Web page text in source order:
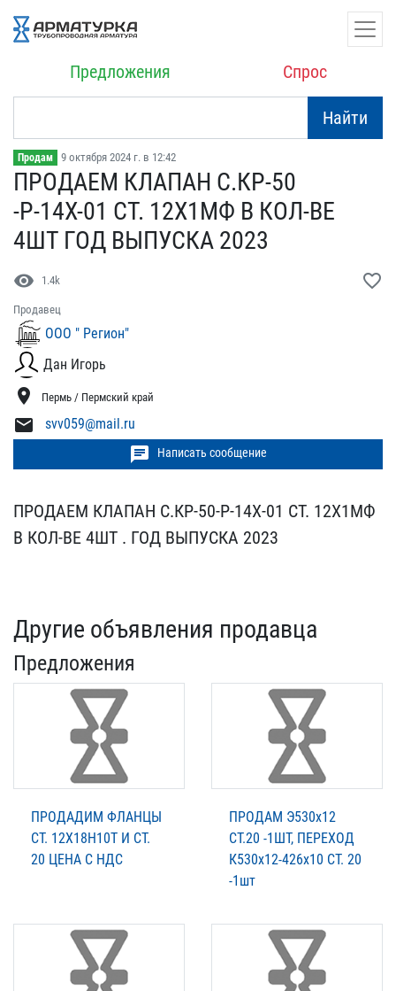
Предложения Спрос
Найти
Продам 9 октября 2024 г. в 12:42
ПРОДАЕМ КЛАПАН С.КР-50​
-Р-14Х-01 СТ. 12Х1МФ ​В КОЛ-ВЕ
4ШТ ГОД ВЫПУСК​А 2023
visibility 1.4k favorite_border
Продавец
ООО " Регион"
Дан Игорь
location_on Пермь / Пермский край
mail svv059@mail.ru
chat Написать сообщение
ПРОДАЕМ КЛАПАН С.КР-50​-Р-14Х-01 СТ. 12Х1МФ
В ​КОЛ-ВЕ 4ШТ . ГОД ВЫПУСКА​ 2023
Другие объявления продавца
Предложения
ПРОДАДИМ ФЛАНЦЫ
СТ. 12Х18Н10Т И СТ.
20 ЦЕНА С НДС
ПРОДАМ Э530х12
СТ.20 -1ШТ, ПЕРЕХОД
К530х12-426х10 СТ. 20
-1шт